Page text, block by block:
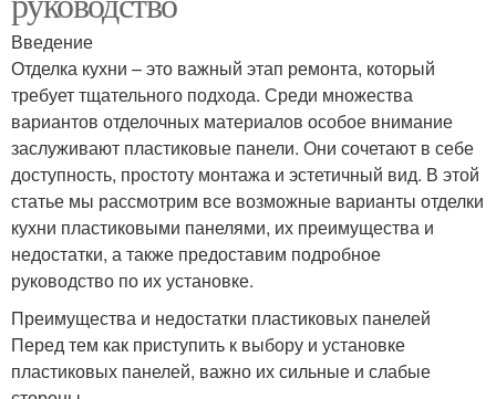
Введение
Отделка кухни – это важный этап ремонта, который
требует тщательного подхода. Среди множества
вариантов отделочных материалов особое внимание
заслуживают пластиковые панели. Они сочетают в себе
доступность, простоту монтажа и эстетичный вид. В этой
статье мы рассмотрим все возможные варианты отделки
кухни пластиковыми панелями, их преимущества и
недостатки, а также предоставим подробное
руководство по их установке.
Преимущества и недостатки пластиковых панелей
Перед тем как приступить к выбору и установке
пластиковых панелей, важно их сильные и слабые